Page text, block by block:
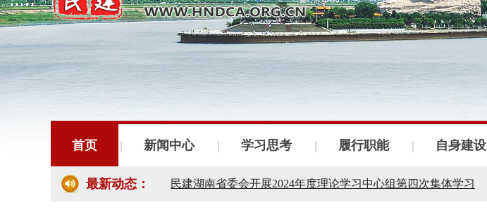
首页 新闻中心 学习思考 履行职能 自身建设
最新动态：
民建湖南省委会十届五次全会召开
民建湖南省十届十次常委会议召开
民建湖南省委会开展2024年度理论学习中心组第四次集体学习